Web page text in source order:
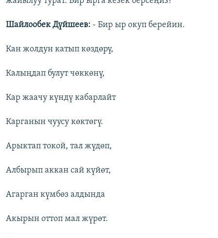
Шайлообек Дүйшеев: - Бир ыр окуп берейин.
Кан жолдун катып көздөрү,
Калыңдап булут чөккөнү,
Кар жаачу күндү кабарлайт
Карганын чуусу көктөгү.
Арыктап токой, тал жүдөп,
Албырып аккан сай күйөт,
Агарган күмбөз алдында
Акырын оттоп мал жүрөт.